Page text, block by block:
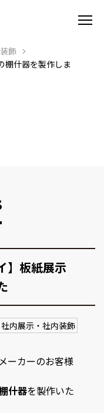
飾
棚什器を製作しま
】板紙展示
社内展示・社内装飾
ーカーのお客様
什器を製作いた